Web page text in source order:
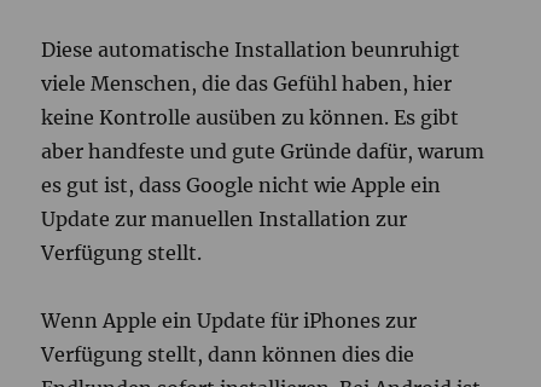
Diese automatische Installation beunruhigt
viele Menschen, die das Gefühl haben, hier
keine Kontrolle ausüben zu können. Es gibt
aber handfeste und gute Gründe dafür, warum
es gut ist, dass Google nicht wie Apple ein
Update zur manuellen Installation zur
Verfügung stellt.
Wenn Apple ein Update für iPhones zur
Verfügung stellt, dann können dies die